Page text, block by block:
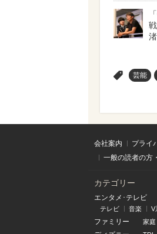
芸能
会社案内 プライ
一般の読者の方
カテゴリー
エンタメ･テレビ
テレビ 音楽 V
ファミリー 家庭